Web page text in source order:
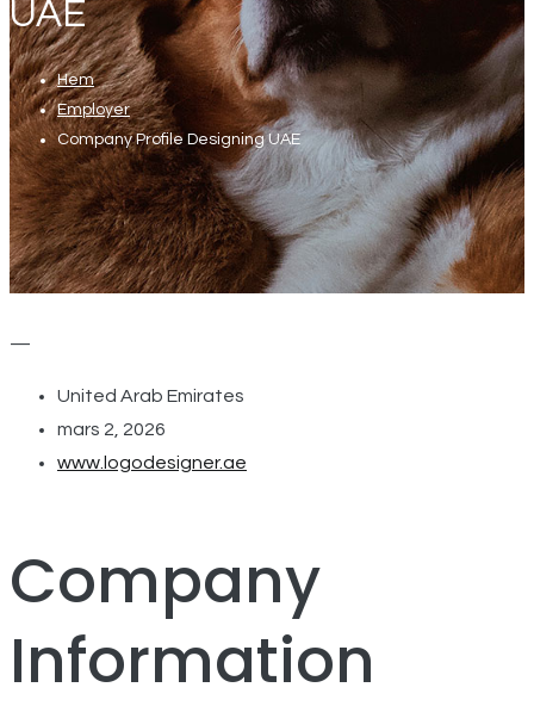
UAE
Hem
Employer
Company Profile Designing UAE
—
United Arab Emirates
mars 2, 2026
www.logodesigner.ae
Company
Information